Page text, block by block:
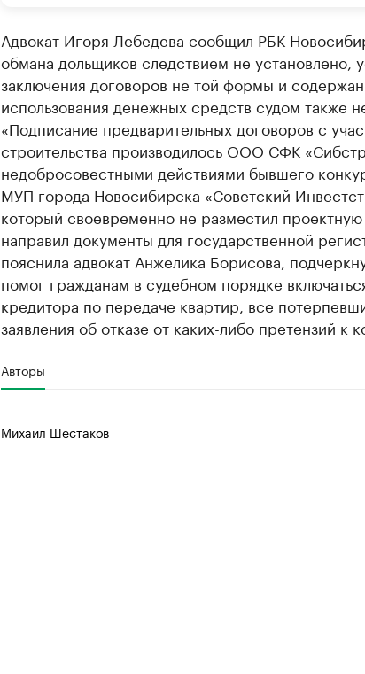
Адвокат Игоря Лебедева сообщил РБК
обмана дольщиков следствием не установлено,
заключения договоров не той формы и
использования денежных средств судом также
«Подписание предварительных договоров с
строительства производилось ООО СФК
недобросовестными действиями бывшего
МУП города Новосибирска «Советский
который своевременно не разместил
направил документы для государственной
пояснила адвокат Анжелика Борисова,
помог гражданам в судебном порядке
кредитора по передаче квартир, все
заявления об отказе от каких-либо претензий к
Авторы
Михаил Шестаков